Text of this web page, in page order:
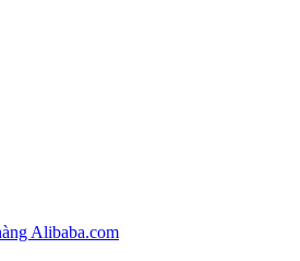
Alibaba.com